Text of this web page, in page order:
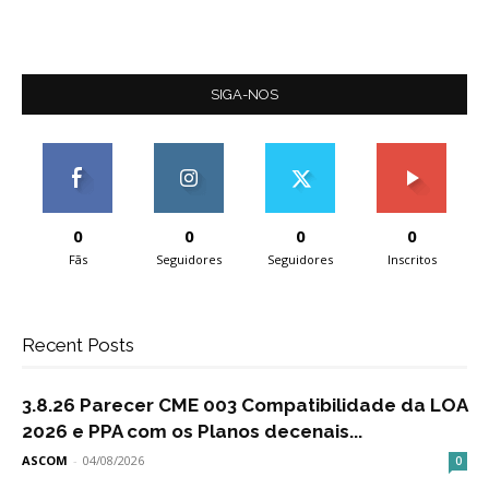
SIGA-NOS
0
Fãs
0
Seguidores
0
Seguidores
0
Inscritos
Recent Posts
3.8.26 Parecer CME 003 Compatibilidade da LOA
2026 e PPA com os Planos decenais...
ASCOM - 04/08/2026 0